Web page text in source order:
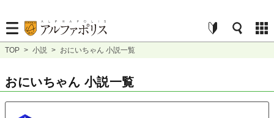
TOP > 小説 > おにいちゃん 小説一覧
おにいちゃん 小説一覧